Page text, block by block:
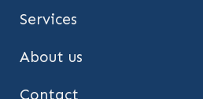
Services
About us
Contact